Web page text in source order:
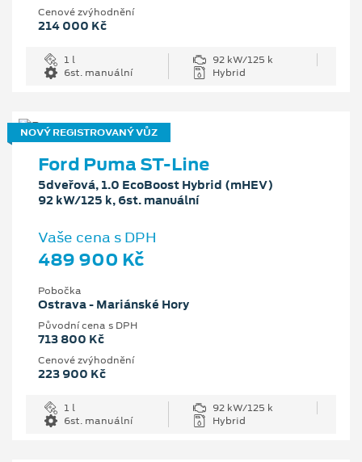
Cenové zvýhodnění
214 000 Kč
1 l
92 kW/125 k
6st. manuální
Hybrid
NOVÝ REGISTROVANÝ VŮZ
Ford Puma ST-Line
5dveřová, 1.0 EcoBoost Hybrid (mHEV)
92 kW/125 k, 6st. manuální
Vaše cena s DPH
489 900 Kč
Pobočka
Ostrava - Mariánské Hory
Původní cena s DPH
713 800 Kč
Cenové zvýhodnění
223 900 Kč
1 l
92 kW/125 k
6st. manuální
Hybrid